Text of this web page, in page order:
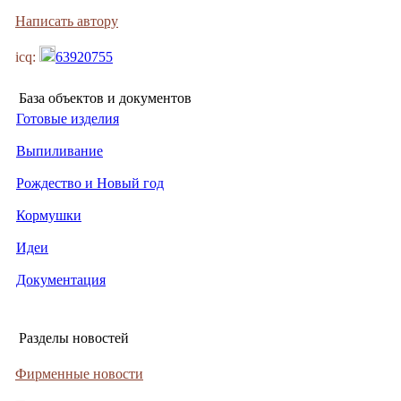
Написать автору
icq: 63920755
База объектов и документов
Готовые изделия
Выпиливание
Рождество и Новый год
Кормушки
Идеи
Документация
Разделы новостей
Фирменные новости